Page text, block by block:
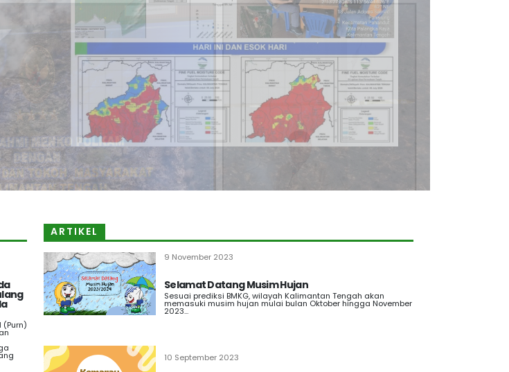
BMKG Kalteng mendukung OMC
Karhutla yang terjadi di Kalimantan Tengah
(Purn)
ARTIKEL
9 November 2023
Selamat Datang Musim Hujan
Sesuai prediksi BMKG, wilayah Kalimantan Tengah akan
memasuki musim hujan mulai bulan Oktober hingga November
2023...
10 September 2023